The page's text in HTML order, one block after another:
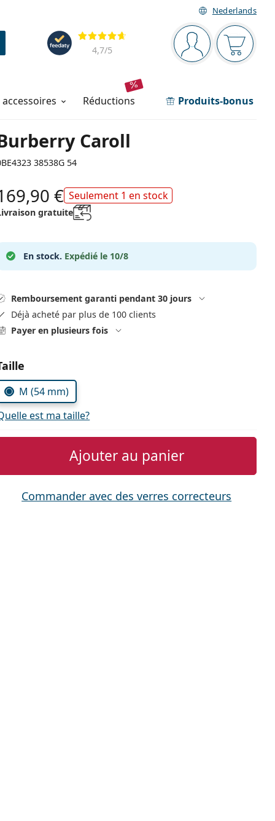
Nederlands
Barre de navigation
Vous êtesVotre
Évaluation
4,7/5
réductions Produits-bonus
Caroll
38538G 54
€ Seulement 1 en stock
gratuite
En stock. Expédié le 10/8
Remboursement garanti pendant 30 jours
Déjà acheté par plus de 100 clients
Payer en plusieurs fois
les paramètres
M (54 mm)
est ma taille?
Ajouter au panier
Commander avec des verres correcteurs